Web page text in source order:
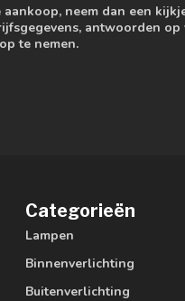
neem dan een
antwoorden
te nemen.
Categorieën
Lampen
Binnenverlichting
Buitenverlichting